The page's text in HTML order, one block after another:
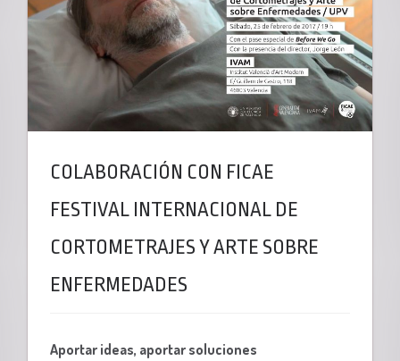
COLABORACIÓN CON FICAE
FESTIVAL INTERNACIONAL DE
CORTOMETRAJES Y ARTE SOBRE
ENFERMEDADES
Aportar ideas, aportar soluciones